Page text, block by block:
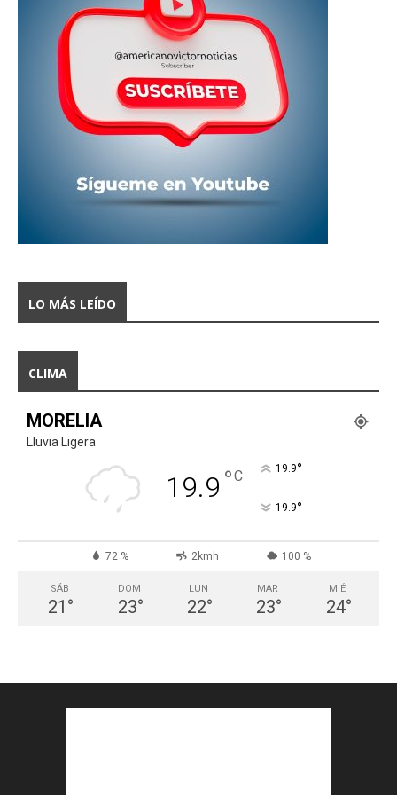
LO MÁS LEÍDO
CLIMA
MORELIA
Lluvia Ligera
19.9 °C 19.9°
19.9°
72 % 2kmh 100 %
SÁB
21 °
DOM
23°
LUN
22°
MAR
23°
MIÉ
24°